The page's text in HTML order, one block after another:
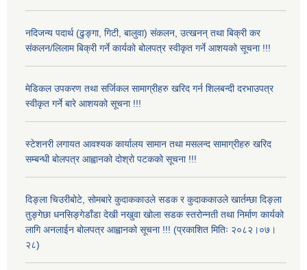
नदिजन्य पदार्थ (ढुङ्गा, गिटी, बालुवा) संकलन, उत्खनन् तथा बिक्री कर
संकलन/लिलाम बिक्री गर्ने कार्यको बोलपत्र स्वीकृत गर्ने आशयको सूचना !!!
मेडिकल उपकरण तथा सर्जिकल सामाग्रीहरु खरिद गर्न शिलबन्दी दरभाउपत्र
स्वीकृत गर्ने बारे आशयको सूचना !!!
स्टेशनरी लगायत आवश्यक कार्यालय सामान तथा मसलन्द सामाग्रीहरु खरिद
सम्बन्धी बोलपत्र आह्वानको दोश्रो पटकको सूचना !!!
दिङ्ला चिउरीबोटे, सोमबारे कुदाककाउले सडक र कुदाककाउले खार्तम्छा दिङ्ला
तुङ्गेछा धनसिङ्गेडाँडा देखी नखुवा खोला सडक स्तरोन्नती तथा निर्माण कार्यको
लागि अनलाईन बोलपत्र आह्वानको सूचना !!! (प्रकाशित मितिः २०८२।०७।
२८)